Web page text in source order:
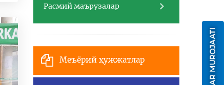
Расмий маърузалар
Меъёрий ҳужжатлар